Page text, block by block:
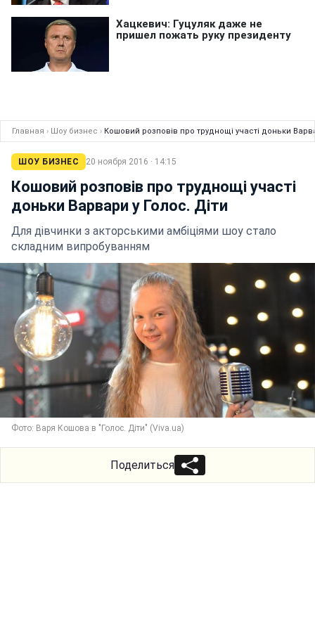
Главная › Шоу бизнес › Кошовий розповів про труднощі участі доньки
ШОУ БИЗНЕС 20 ноября 2016 · 14:15
Кошовий розповів про труднощі участі
доньки Варвари у Голос. Діти
Для дівчинки з акторськими амбіціями шоу стало
складним випробуванням
Фото: Варя Кошова в "Голос. Діти" (Viva.ua)
Поделиться